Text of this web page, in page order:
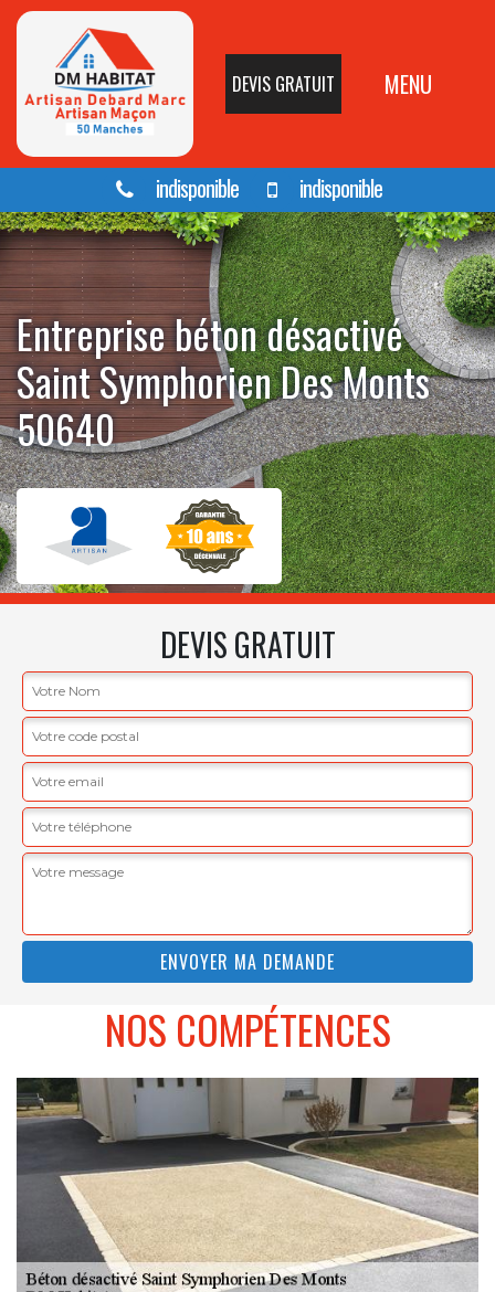
DEVIS GRATUIT MENU
indisponible indisponible
Entreprise béton désactivé
Saint Symphorien Des Monts
50640
DEVIS GRATUIT
NOS COMPÉTENCES